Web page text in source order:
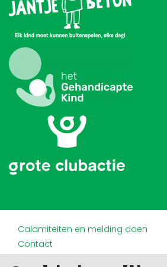
Calamiteiten en melding doen
Contact